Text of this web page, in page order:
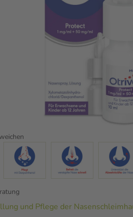
und Pflege der